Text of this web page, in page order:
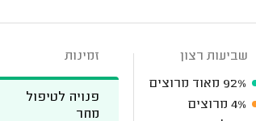
שביעות רצון
92% מאוד מרוצים
4% מרוצים
זמינות
פנויה לטיפול
מחר